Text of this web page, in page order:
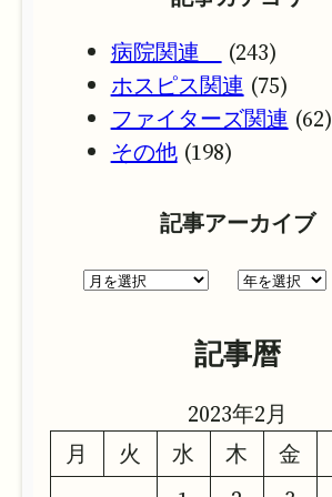
病院関連
(243)
ホスピス関連 (75)
ファイターズ関連 (62)
その他(198)
記事アーカイブ
ア
ア
カ
イ
ブ
記事暦
2023年2月
月
火 水 木 金